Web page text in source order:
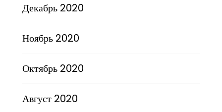
Декабрь 2020
Ноябрь 2020
Октябрь 2020
Август 2020